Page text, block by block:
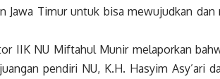
Jawa Timur untuk bisa mewujudkan
IIK NU Miftahul Munir melaporkan
pendiri NU, K.H. Hasyim Asy’ari